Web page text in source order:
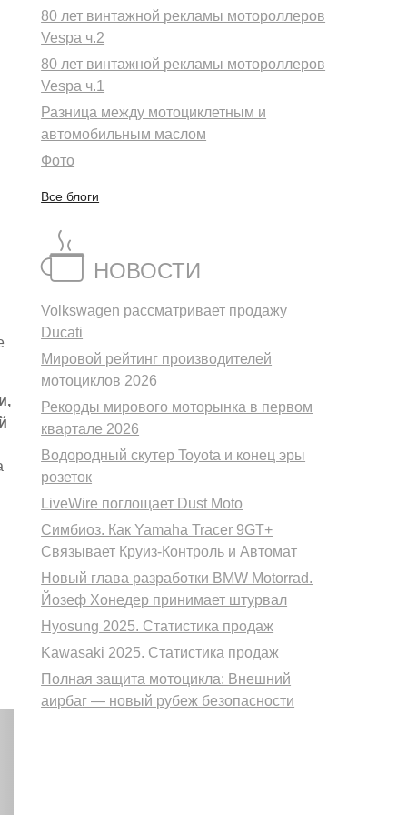
80 лет винтажной рекламы мотороллеров
Vespa ч.2
80 лет винтажной рекламы мотороллеров
Vespa ч.1
Разница между мотоциклетным и
автомобильным маслом
Фото
Все блоги
НОВОСТИ
Volkswagen рассматривает продажу
Ducati
Мировой рейтинг производителей
мотоциклов 2026
Рекорды мирового моторынка в первом
квартале 2026
Водородный скутер Toyota и конец эры
розеток
LiveWire поглощает Dust Moto
Симбиоз. Как Yamaha Tracer 9GT+
Связывает Круиз-Контроль и Автомат
Новый глава разработки BMW Motorrad.
Йозеф Хонедер принимает штурвал
Hyosung 2025. Статистика продаж
Kawasaki 2025. Статистика продаж
Полная защита мотоцикла: Внешний
аирбаг — новый рубеж безопасности